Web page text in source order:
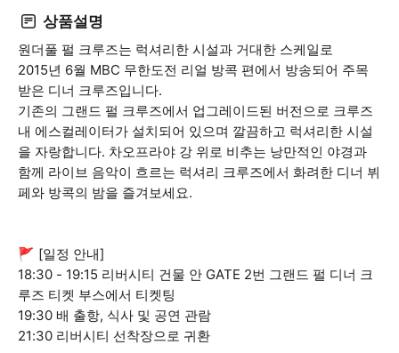
상품설명
원더풀 펄 크루즈는 럭셔리한 시설과 거대한 스케일로
2015년 6월 MBC 무한도전 리얼 방콕 편에서 방송되어 주목
받은 디너 크루즈입니다.
기존의 그랜드 펄 크루즈에서 업그레이드된 버전으로 크루즈
내 에스컬레이터가 설치되어 있으며 깔끔하고 럭셔리한 시설
을 자랑합니다. 차오프라야 강 위로 비추는 낭만적인 야경과
함께 라이브 음악이 흐르는 럭셔리 크루즈에서 화려한 디너 뷔
페와 방콕의 밤을 즐겨보세요.
🚩 [일정 안내]
18:30 - 19:15 리버시티 건물 안 GATE 2번 그랜드 펄 디너 크
루즈 티켓 부스에서 티켓팅
19:30 배 출항, 식사 및 공연 관람
21:30 리버시티 선착장으로 귀환